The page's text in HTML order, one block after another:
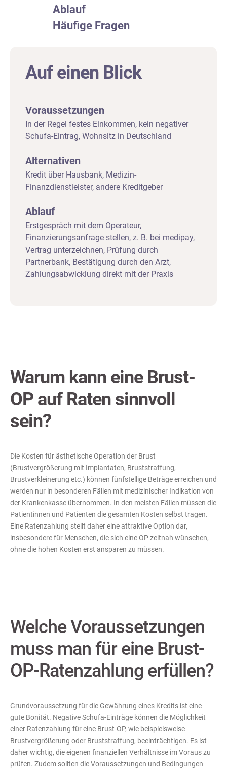
Auf einen Blick
Voraussetzungen
In der Regel festes Einkommen, kein negativer
Schufa-Eintrag, Wohnsitz in Deutschland
Alternativen
Kredit über Hausbank, Medizin-
Finanzdienstleister, andere Kreditgeber
Ablauf
Erstgespräch mit dem Operateur,
Finanzierungsanfrage stellen, z. B. bei medipay,
Vertrag unterzeichnen, Prüfung durch
Partnerbank, Bestätigung durch den Arzt,
Zahlungsabwicklung direkt mit der Praxis
Ablauf
Häufige Fragen
Warum kann eine Brust-
OP auf Raten sinnvoll
sein?
Die Kosten für ästhetische Operation der Brust
(Brustvergrößerung mit Implantaten, Bruststraffung,
Brustverkleinerung etc.) können fünfstellige Beträge erreichen und
werden nur in besonderen Fällen mit medizinischer Indikation von
der Krankenkasse übernommen. In den meisten Fällen müssen die
Patientinnen und Patienten die gesamten Kosten selbst tragen.
Eine Ratenzahlung stellt daher eine attraktive Option dar,
insbesondere für Menschen, die sich eine OP zeitnah wünschen,
ohne die hohen Kosten erst ansparen zu müssen.
Welche Voraussetzungen
muss man für eine Brust-
OP-Ratenzahlung erfüllen?
Grundvoraussetzung für die Gewährung eines Kredits ist eine
gute Bonität. Negative Schufa-Einträge können die Möglichkeit
einer Ratenzahlung für eine Brust-OP, wie beispielsweise
Brustvergrößerung oder Bruststraffung, beeinträchtigen. Es ist
daher wichtig, die eigenen finanziellen Verhältnisse im Voraus zu
prüfen. Zudem sollten die Voraussetzungen und Bedingungen